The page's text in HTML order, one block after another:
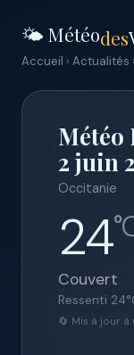
🌤️ Météodes
Accueil › Actualités ›
Météo
2 juin
Occitanie
24
Couvert
Ressenti 24
🔄 Mis à jour à